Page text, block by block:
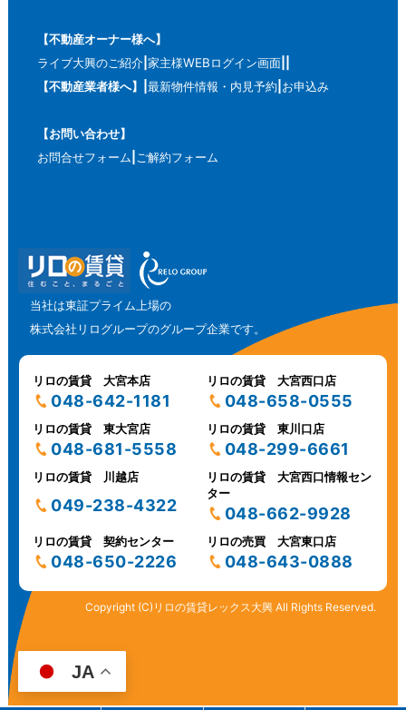
【不動産オーナー様へ】
ライブ大興のご紹介 家主様WEBログイン画面
【不動産業者様へ】
最新物件情報・内見予約 お申込み
【お問い合わせ】
お問合せフォーム ご解約フォーム
当社は東証プライム上場の
株式会社リログループのグループ企業です。
リロの賃貸 大宮本店
048-642-1181
リロの賃貸 大宮西口店
048-658-0555
リロの賃貸 東大宮店
048-681-5558
リロの賃貸 東川口店
048-299-6661
リロの賃貸 川越店
049-238-4322
リロの賃貸 大宮西口情報セン
ター
048-662-9928
リロの賃貸 契約センター
048-650-2226
リロの売買 大宮東口店
048-643-0888
Copyright (C)リロの賃貸レックス大興 All Rights Reserved.
JA